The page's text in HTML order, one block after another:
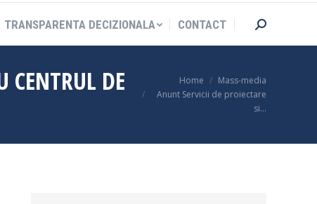
TRANSPARENTA DECIZIONALA CONTACT Search:
CENTRUL DE
You are here:
Home
Mass-media
Anunt Servicii de proiectare
si…